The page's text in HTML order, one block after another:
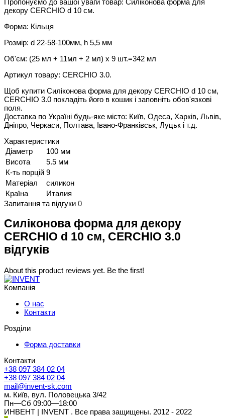
Пропонуємо до вашої уваги товар: Силіконова форма для
декору CERCHIO d 10 cм.
Форма: Кільця
Розмір: d 22-58-100мм, h 5,5 мм
Об'єм: (25 мл + 11мл + 2 мл) x 9 шт.=342 мл
Артикул товару: CERCHIO 3.0.
Щоб купити Силіконова форма для декору CERCHIO d 10 см,
CERCHIO 3.0 покладіть його в кошик і заповніть обов'язкові
поля.
Доставка по Україні будь-яке місто: Київ, Одеса, Харків, Львів,
Дніпро, Черкаси, Полтава, Івано-Франківськ, Луцьк і т.д.
Характеристики
Діаметр
100 мм
Висота
5.5 мм
К-ть порцій 9
Матеріал
силикон
Країна
Италия
Запитання та відгуки 0
Силіконова форма для декору
CERCHIO d 10 см, CERCHIO 3.0
відгуків
About this product reviews yet. Be the first!
Компанія
О нас
Контакти
Розділи
Форма доставки
Контакти
+38 097 384 02 04
+38 097 384 02 04
mail@invent-sk.com
м. Київ, вул. Половецька 3/42
Пн—Сб 09:00—18:00
ИНВЕНТ | INVENT . Все права защищены. 2012 - 2022